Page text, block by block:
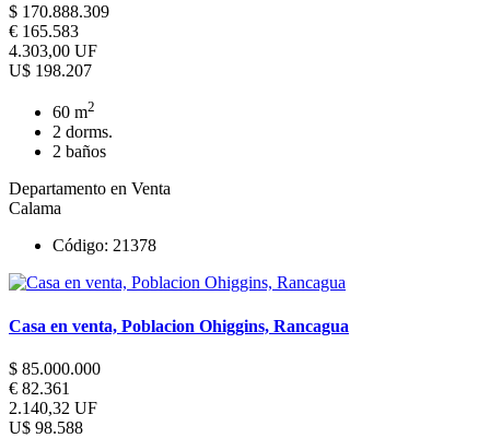
$ 170.888.309
€ 165.583
4.303,00 UF
U$ 198.207
60 m2
2 dorms.
2 baños
Departamento en Venta
Calama
Código: 21378
Casa en venta, Poblacion Ohiggins, Rancagua
$ 85.000.000
€ 82.361
2.140,32 UF
U$ 98.588